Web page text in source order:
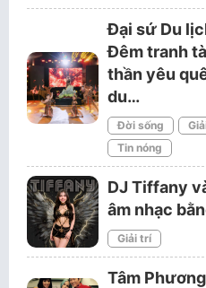
Đại sứ Du
Đêm tranh
thần yêu
du…
Đời sống
Tin nóng
DJ Tiffany
âm nhạc
Giải trí
Tâm